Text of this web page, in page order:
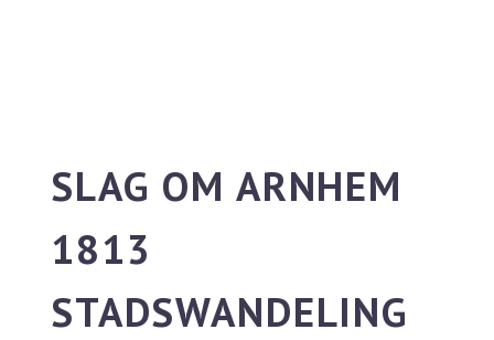
SLAG OM ARNHEM
1813
STADSWANDELING